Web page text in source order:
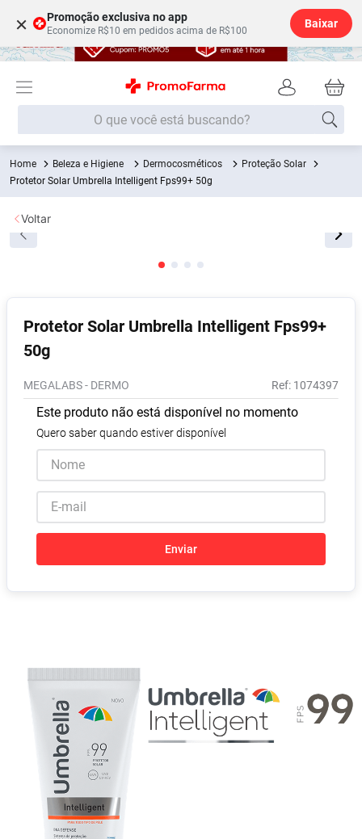
× Promoção exclusiva no app
Economize R$10 em pedidos acima de R$100
Baixar
O que você está buscando?
Beleza e Higiene Dermocosméticos
Proteção Solar
Protetor Solar Umbrella Intelligent Fps99+ 50g
Protetor Solar Umbrella Intelligent Fps99+
50g
MEGALABS - DERMO : 1074397
Este produto não está disponível no momento
Quero saber quando estiver disponível
Enviar
Voltar
Termos mais buscados
1º Fralda
2
6º Shampoo
7
8º Pampers Confort Sec
9º Vitamina D
10º Soro Fisiológico